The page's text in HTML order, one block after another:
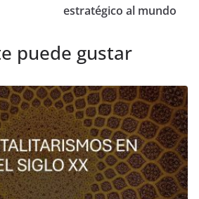
estratégico al mundo
puede gustar